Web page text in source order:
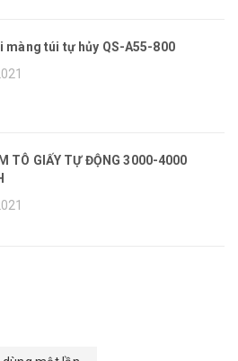
màng túi tự hủy QS-A55-800
TÔ GIẤY TỰ ĐỘNG 3000-4000